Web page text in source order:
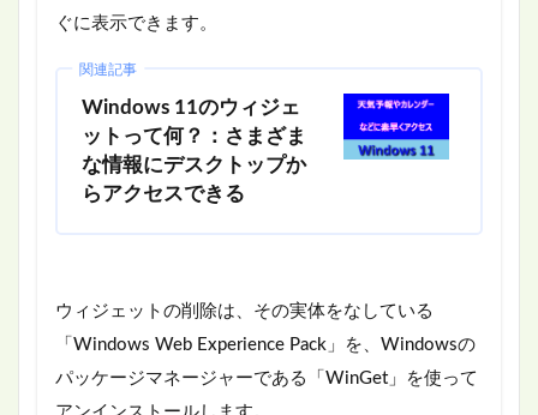
ぐに表示できます。
関連記事
Windows 11のウィジェ
ットって何？：さまざま
な情報にデスクトップか
らアクセスできる
ウィジェットの削除は、その実体をなしている
「Windows Web Experience Pack」を、Windowsの
パッケージマネージャーである「WinGet」を使って